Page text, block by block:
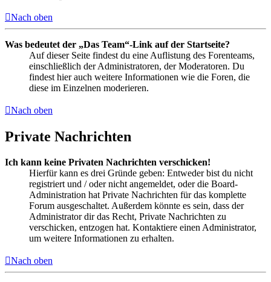
Nach oben
Was bedeutet der „Das Team“-Link auf der Startseite?
Auf dieser Seite findest du eine Auflistung des Forenteams,
einschließlich der Administratoren, der Moderatoren. Du
findest hier auch weitere Informationen wie die Foren, die
diese im Einzelnen moderieren.
Nach oben
Private Nachrichten
Ich kann keine Privaten Nachrichten verschicken!
Hierfür kann es drei Gründe geben: Entweder bist du nicht
registriert und / oder nicht angemeldet, oder die Board-
Administration hat Private Nachrichten für das komplette
Forum ausgeschaltet. Außerdem könnte es sein, dass der
Administrator dir das Recht, Private Nachrichten zu
verschicken, entzogen hat. Kontaktiere einen Administrator,
um weitere Informationen zu erhalten.
Nach oben